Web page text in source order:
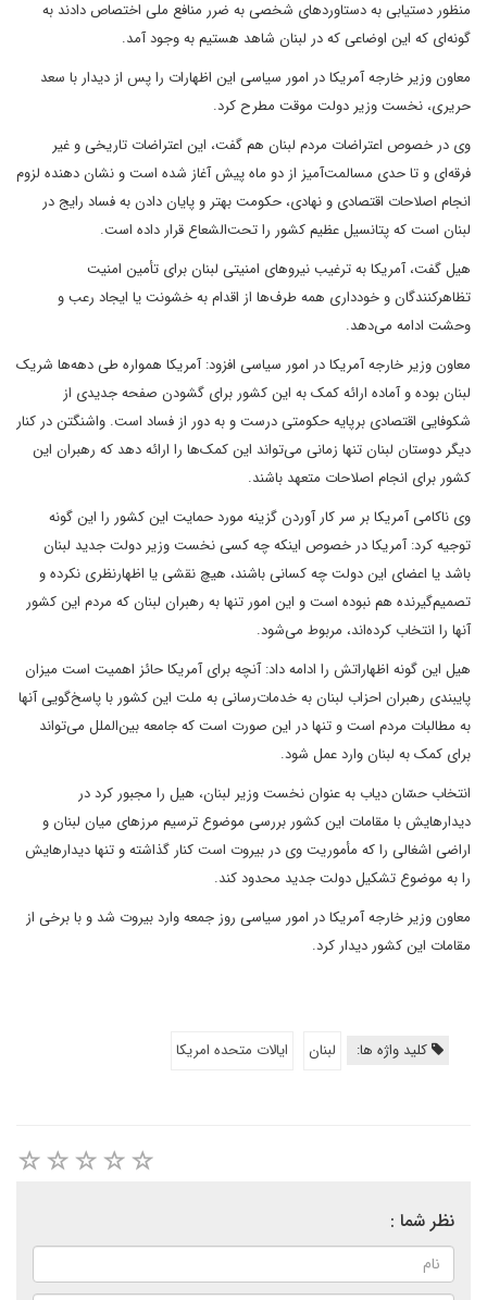
منظور دستیابی به دستاوردهای شخصی به ضرر منافع ملی اختصاص دادند به
گونه‌ای که این اوضاعی که در لبنان شاهد هستیم به وجود آمد.
معاون وزیر خارجه آمریکا در امور سیاسی این اظهارات را پس از دیدار با سعد
حریری، نخست وزیر دولت موقت مطرح کرد.
وی در خصوص اعتراضات مردم لبنان هم گفت، این اعتراضات تاریخی و غیر
فرقه‌ای و تا حدی مسالمت‌آمیز از دو ماه پیش آغاز شده است و نشان دهنده لزوم
انجام اصلاحات اقتصادی و نهادی، حکومت بهتر و پایان دادن به فساد رایج در
لبنان است که پتانسیل عظیم کشور را تحت‌الشعاع قرار داده است.
هیل گفت، آمریکا به ترغیب نیروهای امنیتی لبنان برای تأمین امنیت
تظاهرکنندگان و خودداری همه طرف‌ها از اقدام به خشونت یا ایجاد رعب و
وحشت ادامه می‌دهد.
معاون وزیر خارجه آمریکا در امور سیاسی افزود: آمریکا همواره طی دهه‌ها شریک
لبنان بوده و آماده ارائه کمک به این کشور برای گشودن صفحه جدیدی از
شکوفایی اقتصادی برپایه حکومتی درست و به دور از فساد است. واشنگتن در کنار
دیگر دوستان لبنان تنها زمانی می‌تواند این کمک‌ها را ارائه دهد که رهبران این
کشور برای انجام اصلاحات متعهد باشند.
وی ناکامی آمریکا بر سر کار آوردن گزینه مورد حمایت این کشور را این گونه
توجیه کرد: آمریکا در خصوص اینکه چه کسی نخست وزیر دولت جدید لبنان
باشد یا اعضای این دولت چه کسانی باشند، هیچ نقشی یا اظهارنظری نکرده و
تصمیم‌گیرنده هم نبوده است و این امور تنها به رهبران لبنان که مردم این کشور
آنها را انتخاب کرده‌اند، مربوط می‌شود.
هیل این گونه اظهاراتش را ادامه داد: آنچه برای آمریکا حائز اهمیت است میزان
پایبندی رهبران احزاب لبنان به خدمات‌رسانی به ملت این کشور با پاسخ‌گویی آنها
به مطالبات مردم است و تنها در این صورت است که جامعه‌ بین‌الملل می‌تواند
برای کمک به لبنان وارد عمل شود.
انتخاب حسّان دیاب به عنوان نخست وزیر لبنان، هیل را مجبور کرد در
دیدارهایش با مقامات این کشور بررسی موضوع ترسیم مرزهای میان لبنان و
اراضی اشغالی را که مأموریت وی در بیروت است کنار گذاشته و تنها دیدارهایش
را به موضوع تشکیل دولت جدید محدود کند.
معاون وزیر خارجه آمریکا در امور سیاسی روز جمعه وارد بیروت شد و با برخی از
مقامات این کشور دیدار کرد.
کلید واژه ها: لبنان ایالات متحده امریکا
نظر شما :